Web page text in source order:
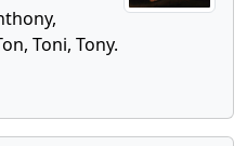
Toni, Tony.